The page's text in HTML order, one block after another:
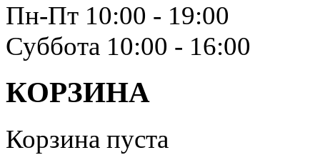
Пн-Пт 10:00 - 19:00
Суббота 10:00 - 16:00
КОРЗИНА
Корзина пуста